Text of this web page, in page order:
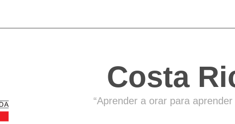
Costa
“Aprender a orar para aprender